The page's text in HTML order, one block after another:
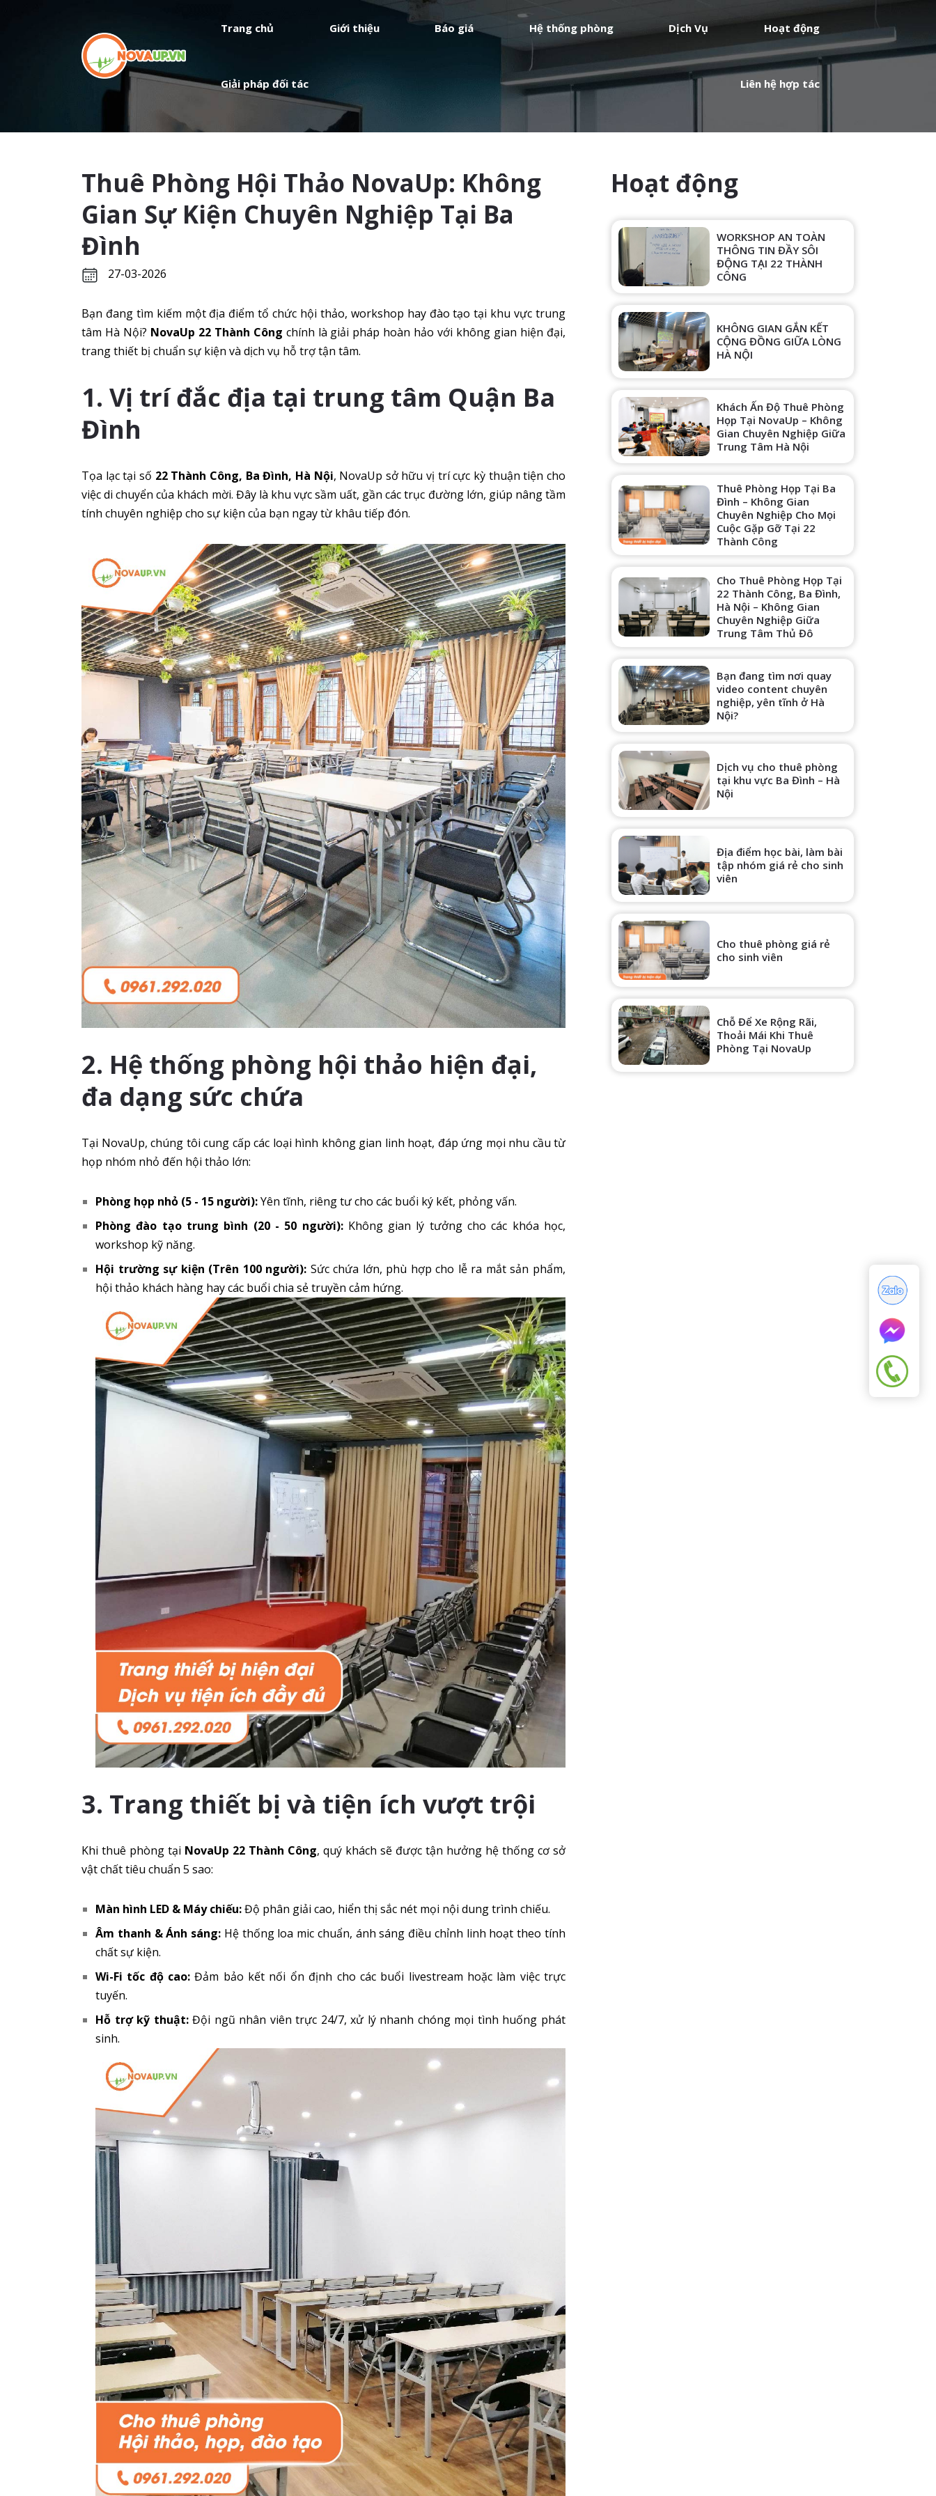
Trang chủ Giới thiệu Báo giá Hệ thống phòng Dịch Vụ Hoạt động
Giải pháp đối tác Liên hệ hợp tác
Thuê Phòng Hội Thảo NovaUp: Không
Gian Sự Kiện Chuyên Nghiệp Tại Ba
Đình
27-03-2026
Bạn đang tìm kiếm một địa điểm tổ chức hội thảo, workshop hay đào tạo tại khu vực trung
tâm Hà Nội? NovaUp 22 Thành Công chính là giải pháp hoàn hảo với không gian hiện đại,
trang thiết bị chuẩn sự kiện và dịch vụ hỗ trợ tận tâm.
1. Vị trí đắc địa tại trung tâm Quận Ba
Đình
Tọa lạc tại số 22 Thành Công, Ba Đình, Hà Nội, NovaUp sở hữu vị trí cực kỳ thuận tiện cho
việc di chuyển của khách mời. Đây là khu vực sầm uất, gần các trục đường lớn, giúp nâng tầm
tính chuyên nghiệp cho sự kiện của bạn ngay từ khâu tiếp đón.
2. Hệ thống phòng hội thảo hiện đại,
đa dạng sức chứa
Tại NovaUp, chúng tôi cung cấp các loại hình không gian linh hoạt, đáp ứng mọi nhu cầu từ
họp nhóm nhỏ đến hội thảo lớn:
Phòng họp nhỏ (5 - 15 người):Yên tĩnh, riêng tư cho các buổi ký kết, phỏng vấn.
Phòng đào tạo trung bình (20 - 50 người):Không gian lý tưởng cho các khóa học,
workshop kỹ năng.
Hội trường sự kiện (Trên 100 người): Sức chứa lớn, phù hợp cho lễ ra mắt sản phẩm,
hội thảo khách hàng hay các buổi chia sẻ truyền cảm hứng.
3. Trang thiết bị và tiện ích vượt trội
Khi thuê phòng tại NovaUp 22 Thành Công, quý khách sẽ được tận hưởng hệ thống cơ sở
vật chất tiêu chuẩn 5 sao:
Màn hình LED & Máy chiếu:Độ phân giải cao, hiển thị sắc nét mọi nội dung trình chiếu.
Âm thanh & Ánh sáng: Hệ thống loa mic chuẩn, ánh sáng điều chỉnh linh hoạt theo tính
chất sự kiện.
Wi-Fi tốc độ cao: Đảm bảo kết nối ổn định cho các buổi livestream hoặc làm việc trực
tuyến.
Hỗ trợ kỹ thuật:Đội ngũ nhân viên trực 24/7, xử lý nhanh chóng mọi tình huống phát
sinh.
Hoạt động
WORKSHOP AN TOÀN
THÔNG TIN ĐẦY SÔI
ĐỘNG TẠI 22 THÀNH
CÔNG
KHÔNG GIAN GẮN KẾT
CỘNG ĐỒNG GIỮA LÒNG
HÀ NỘI
Khách Ấn Độ Thuê Phòng
Họp Tại NovaUp – Không
Gian Chuyên Nghiệp Giữa
Trung Tâm Hà Nội
Thuê Phòng Họp Tại Ba
Đình – Không Gian
Chuyên Nghiệp Cho Mọi
Cuộc Gặp Gỡ Tại 22
Thành Công
Cho Thuê Phòng Họp Tại
22 Thành Công, Ba Đình,
Hà Nội – Không Gian
Chuyên Nghiệp Giữa
Trung Tâm Thủ Đô
Bạn đang tìm nơi quay
video content chuyên
nghiệp, yên tĩnh ở Hà
Nội?
Dịch vụ cho thuê phòng
tại khu vực Ba Đình – Hà
Nội
Địa điểm học bài, làm bài
tập nhóm giá rẻ cho sinh
viên
Cho thuê phòng giá rẻ
cho sinh viên
Chỗ Để Xe Rộng Rãi,
Thoải Mái Khi Thuê
Phòng Tại NovaUp